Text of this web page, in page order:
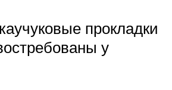
прокладки
у